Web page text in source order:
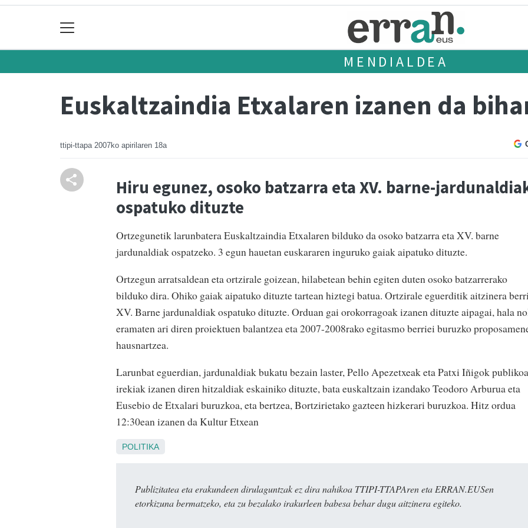
MENDIALDEA
Euskaltzaindia Etxalaren izanen da
ttipi-ttapa 2007ko apirilaren 18a
Hiru egunez, osoko batzarra eta XV. barne-
ospatuko dituzte
Ortzegunetik larunbatera Euskaltzaindia Etxalaren bilduko da osoko batzarra eta XV. barne
jardunaldiak ospatzeko. 3 egun hauetan euskararen inguruko gaiak aipatuko dituzte.
Ortzegun arratsaldean eta ortzirale goizean, hilabetean behin egiten duten osoko batzarrerako
bilduko dira. Ohiko gaiak aipatuko dituzte tartean hiztegi batua. Ortzirale eguerditik aitzinera
XV. Barne jardunaldiak ospatuko dituzte. Orduan gai orokorragoak izanen dituzte aipagai, hala
eramaten ari diren proiektuen balantzea eta 2007-2008rako egitasmo berriei buruzko
hausnartzea.
Larunbat eguerdian, jardunaldiak bukatu bezain laster, Pello Apezetxeak eta Patxi Iñigok
irekiak izanen diren hitzaldiak eskainiko dituzte, bata euskaltzain izandako Teodoro Arburua eta
Eusebio de Etxalari buruzkoa, eta bertzea, Bortzirietako gazteen hizkerari buruzkoa. Hitz ordua
12:30ean izanen da Kultur Etxean
POLITIKA
Publizitatea eta erakundeen dirulaguntzak ez dira nahikoa TTIPI-TTAPAren eta ERRAN.EUSen
etorkizuna bermatzeko, eta zu bezalako irakurleen babesa behar dugu aitzinera egiteko.